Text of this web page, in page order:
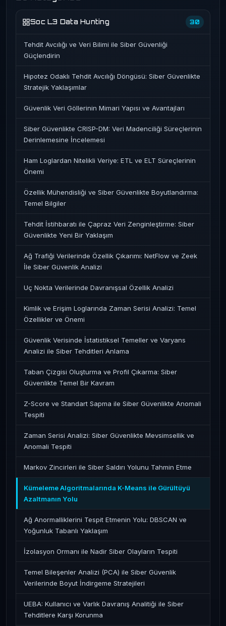
Soc L3 Data Hunting 30
Tehdit Avcılığı ve Veri Bilimi ile Siber Güvenliği
Güçlendirin
Hipotez Odaklı Tehdit Avcılığı Döngüsü: Siber Güvenlikte
Stratejik Yaklaşımlar
Güvenlik Veri Göllerinin Mimari Yapısı ve Avantajları
Siber Güvenlikte CRISP-DM: Veri Madenciliği Süreçlerinin
Derinlemesine İncelemesi
Ham Loglardan Nitelikli Veriye: ETL ve ELT Süreçlerinin
Önemi
Özellik Mühendisliği ve Siber Güvenlikte Boyutlandırma:
Temel Bilgiler
Tehdit İstihbaratı ile Çapraz Veri Zenginleştirme: Siber
Güvenlikte Yeni Bir Yaklaşım
Ağ Trafiği Verilerinde Özellik Çıkarımı: NetFlow ve Zeek
İle Siber Güvenlik Analizi
Uç Nokta Verilerinde Davranışsal Özellik Analizi
Kimlik ve Erişim Loglarında Zaman Serisi Analizi: Temel
Özellikler ve Önemi
Güvenlik Verisinde İstatistiksel Temeller ve Varyans
Analizi ile Siber Tehditleri Anlama
Taban Çizgisi Oluşturma ve Profil Çıkarma: Siber
Güvenlikte Temel Bir Kavram
Z-Score ve Standart Sapma ile Siber Güvenlikte Anomali
Tespiti
Zaman Serisi Analizi: Siber Güvenlikte Mevsimsellik ve
Anomali Tespiti
Markov Zincirleri ile Siber Saldırı Yolunu Tahmin Etme
Kümeleme Algoritmalarında K-Means ile Gürültüyü
Azaltmanın Yolu
Ağ Anormalliklerini Tespit Etmenin Yolu: DBSCAN ve
Yoğunluk Tabanlı Yaklaşım
İzolasyon Ormanı ile Nadir Siber Olayların Tespiti
Temel Bileşenler Analizi (PCA) ile Siber Güvenlik
Verilerinde Boyut İndirgeme Stratejileri
UEBA: Kullanıcı ve Varlık Davranış Analitiği ile Siber
Tehditlere Karşı Korunma